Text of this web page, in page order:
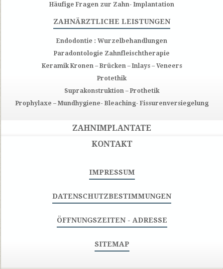
Häufige Fragen zur Zahn- Implantation
ZAHNÄRZTLICHE LEISTUNGEN
Endodontie : Wurzelbehandlungen
Paradontologie Zahnfleischtherapie
Keramik Kronen – Brücken – Inlays – Veneers
Protethik
Suprakonstruktion – Prothetik
Prophylaxe – Mundhygiene- Bleaching- Fissurenversiegelung
ZAHNIMPLANTATE
KONTAKT
IMPRESSUM
DATENSCHUTZBESTIMMUNGEN
ÖFFNUNGSZEITEN - ADRESSE
SITEMAP